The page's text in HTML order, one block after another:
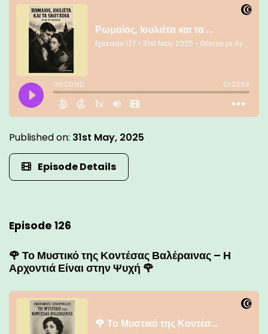
Published on: 31st May, 2025
Episode Details
Episode 126
🌹 Το Μυστικό της Κοντέσας Βαλέραινας – Η
Αρχοντιά Είναι στην Ψυχή 🌹